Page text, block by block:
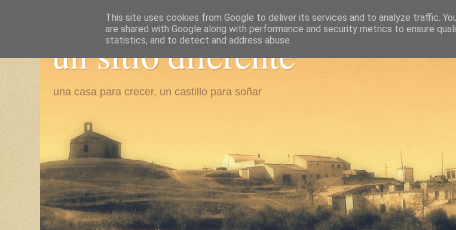
un sitio diferente
una casa para crecer, un castillo para soñar
This site uses cookies from Google to deliver its services and to analyze traffic.
are shared with Google along with performance and security metrics to ensure
statistics, and to detect and address abuse.